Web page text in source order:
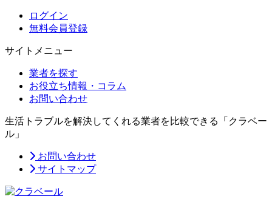
ログイン
無料会員登録
サイトメニュー
業者を探す
お役立ち情報・コラム
お問い合わせ
生活トラブルを解決してくれる業者を比較できる「クラベー
ル」
お問い合わせ
サイトマップ